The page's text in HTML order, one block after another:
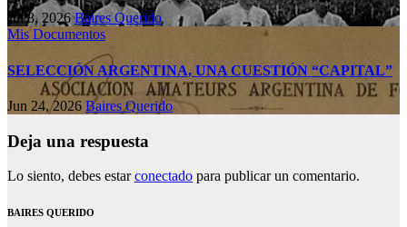
Jul 8, 2026Baires Querido
Mis Documentos
SELECCIÓN ARGENTINA, UNA CUESTIÓN “CAPITAL”
Jun 24, 2026 Baires Querido
Deja una respuesta
Lo siento, debes estarconectado para publicar un comentario.
BAIRES QUERIDO